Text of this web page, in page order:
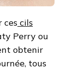
ces cils
Perry ou
obtenir
tous